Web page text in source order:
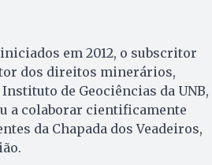
em 2012, o subscritor
dos direitos minerários,
de Geociências da UNB,
a colaborar cientificamente
da Chapada dos Veadeiros,